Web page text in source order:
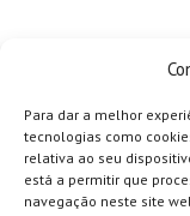
Para dar a melhor
tecnologias como
relativa ao seu
está a permitir que
navegação neste site